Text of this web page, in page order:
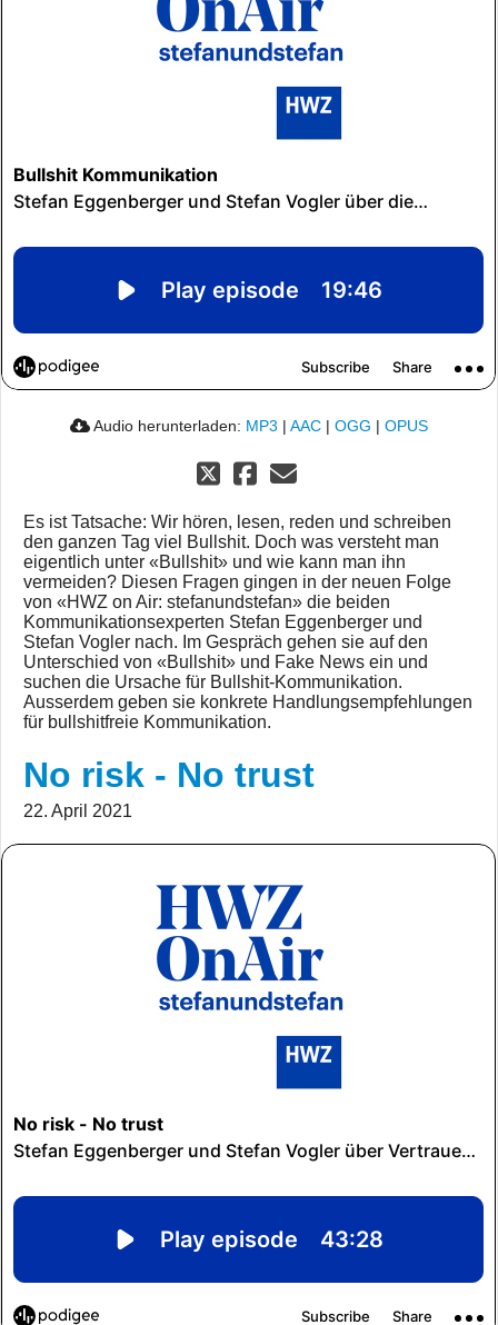
Audio herunterladen: MP3 | AAC | OGG | OPUS
Es ist Tatsache: Wir hören, lesen, reden und schreiben
den ganzen Tag viel Bullshit. Doch was versteht man
eigentlich unter «Bullshit» und wie kann man ihn
vermeiden? Diesen Fragen gingen in der neuen Folge
von «HWZ on Air: stefanundstefan» die beiden
Kommunikationsexperten Stefan Eggenberger und
Stefan Vogler nach. Im Gespräch gehen sie auf den
Unterschied von «Bullshit» und Fake News ein und
suchen die Ursache für Bullshit-Kommunikation.
Ausserdem geben sie konkrete Handlungsempfehlungen
für bullshitfreie Kommunikation.
No risk - No trust
22. April 2021